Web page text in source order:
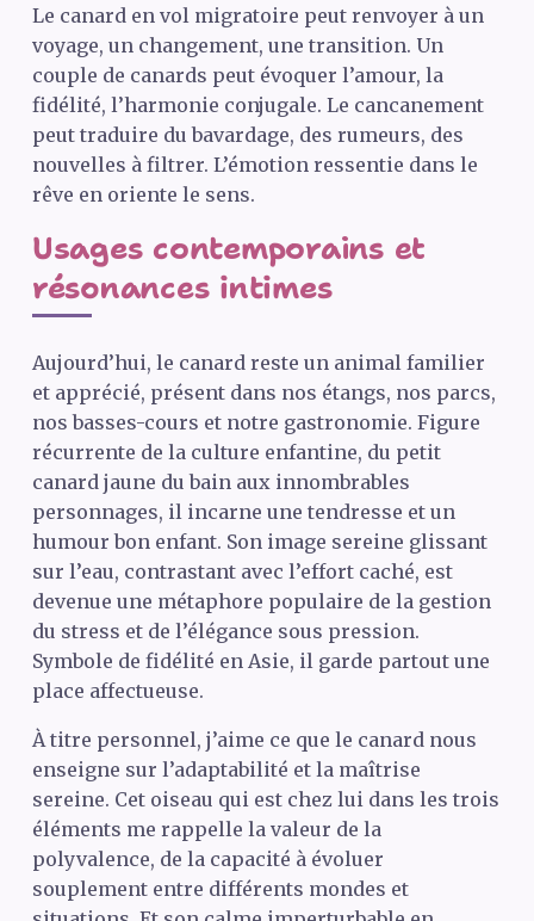
Le canard en vol migratoire peut renvoyer à un
voyage, un changement, une transition. Un
couple de canards peut évoquer l’amour, la
fidélité, l’harmonie conjugale. Le cancanement
peut traduire du bavardage, des rumeurs, des
nouvelles à filtrer. L’émotion ressentie dans le
rêve en oriente le sens.
Usages contemporains et
résonances intimes
Aujourd’hui, le canard reste un animal familier
et apprécié, présent dans nos étangs, nos parcs,
nos basses-cours et notre gastronomie. Figure
récurrente de la culture enfantine, du petit
canard jaune du bain aux innombrables
personnages, il incarne une tendresse et un
humour bon enfant. Son image sereine glissant
sur l’eau, contrastant avec l’effort caché, est
devenue une métaphore populaire de la gestion
du stress et de l’élégance sous pression.
Symbole de fidélité en Asie, il garde partout une
place affectueuse.
À titre personnel, j’aime ce que le canard nous
enseigne sur l’adaptabilité et la maîtrise
sereine. Cet oiseau qui est chez lui dans les trois
éléments me rappelle la valeur de la
polyvalence, de la capacité à évoluer
souplement entre différents mondes et